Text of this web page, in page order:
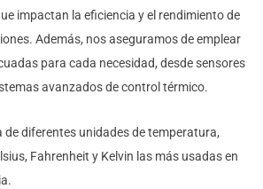
impactan la eficiencia y el rendimiento de
Además, nos aseguramos de emplear
para cada necesidad, desde sensores
avanzados de control térmico.
de diferentes unidades de temperatura,
Fahrenheit y Kelvin las más usadas en